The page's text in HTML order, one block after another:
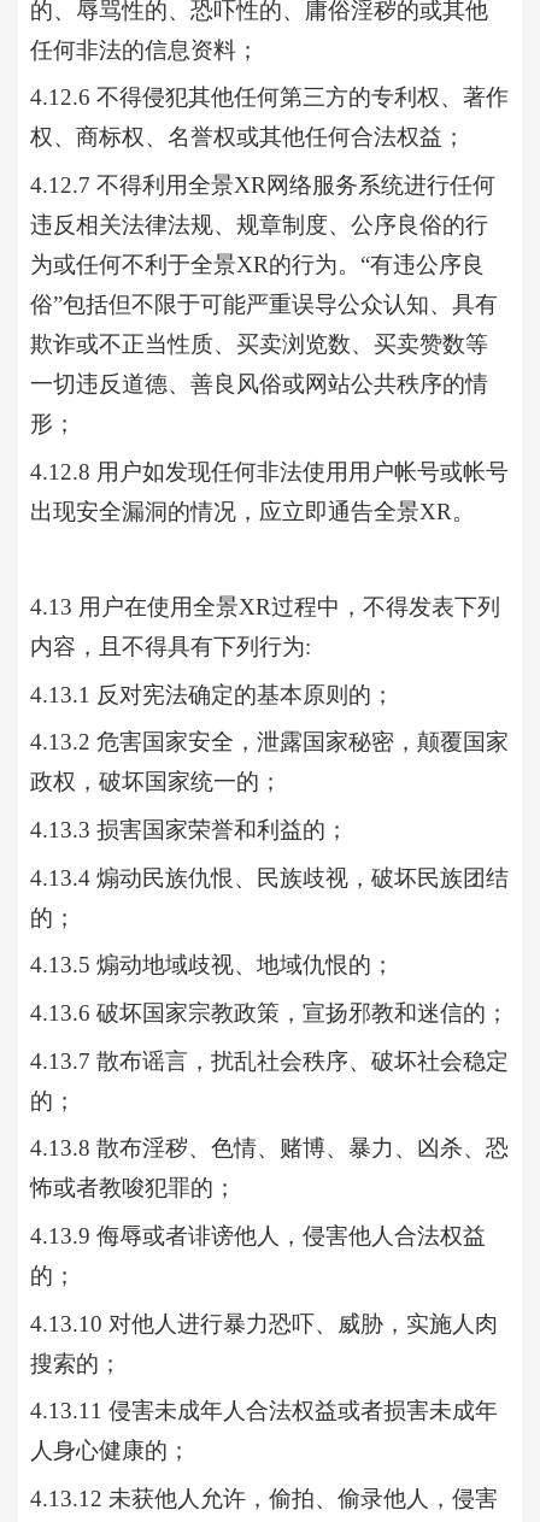
的、辱骂性的、恐吓性的、庸俗淫秽的或其他
任何非法的信息资料；
4.12.6 不得侵犯其他任何第三方的专利权、著作
权、商标权、名誉权或其他任何合法权益；
4.12.7 不得利用全景XR网络服务系统进行任何
违反相关法律法规、规章制度、公序良俗的行
为或任何不利于全景XR的行为。“有违公序良
俗”包括但不限于可能严重误导公众认知、具有
欺诈或不正当性质、买卖浏览数、买卖赞数等
一切违反道德、善良风俗或网站公共秩序的情
形；
4.12.8 用户如发现任何非法使用用户帐号或帐号
出现安全漏洞的情况，应立即通告全景XR。
4.13 用户在使用全景XR过程中，不得发表下列
内容，且不得具有下列行为:
4.13.1 反对宪法确定的基本原则的；
4.13.2 危害国家安全，泄露国家秘密，颠覆国家
政权，破坏国家统一的；
4.13.3 损害国家荣誉和利益的；
4.13.4 煽动民族仇恨、民族歧视，破坏民族团结
的；
4.13.5 煽动地域歧视、地域仇恨的；
4.13.6 破坏国家宗教政策，宣扬邪教和迷信的；
4.13.7 散布谣言，扰乱社会秩序、破坏社会稳定
的；
4.13.8 散布淫秽、色情、赌博、暴力、凶杀、恐
怖或者教唆犯罪的；
4.13.9 侮辱或者诽谤他人，侵害他人合法权益
的；
4.13.10 对他人进行暴力恐吓、威胁，实施人肉
搜索的；
4.13.11 侵害未成年人合法权益或者损害未成年
人身心健康的；
4.13.12 未获他人允许，偷拍、偷录他人，侵害